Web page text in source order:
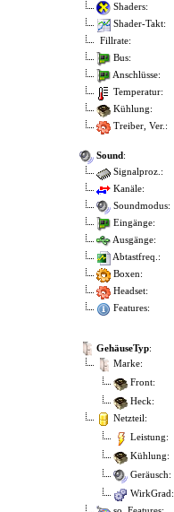
Shaders:
Shader-Takt:
Fillrate:
Bus:
Anschlüsse:
Temperatur:
Kühlung:
Treiber, Ver.:
Sound:
Signalproz.:
Kanäle:
Soundmodus:
Eingänge:
Ausgänge:
Abtastfreq.:
Boxen:
Headset:
Features:
GehäuseTyp:
Marke:
Front:
Heck:
Netzteil:
Leistung:
Kühlung:
Geräusch:
WirkGrad: